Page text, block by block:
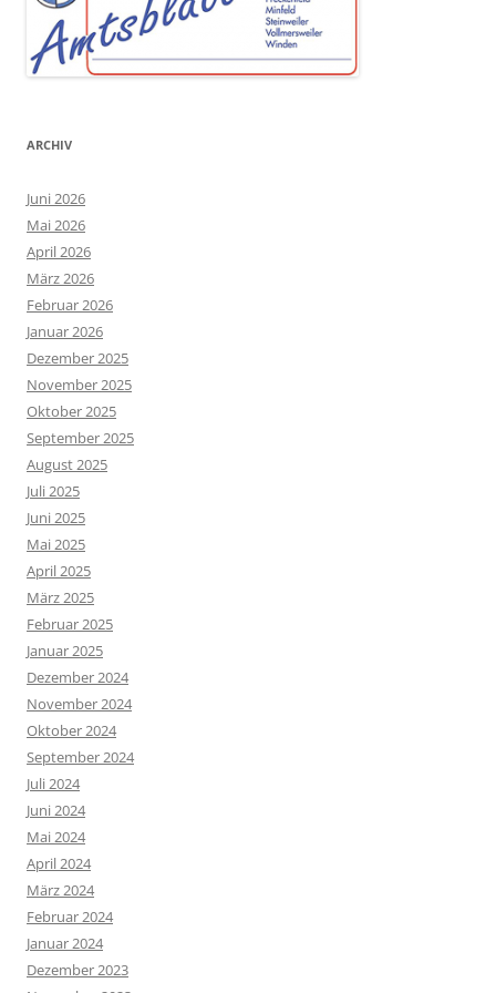
ARCHIV
Juni 2026
Mai 2026
April 2026
März 2026
Februar 2026
Januar 2026
Dezember 2025
November 2025
Oktober 2025
September 2025
August 2025
Juli 2025
Juni 2025
Mai 2025
April 2025
März 2025
Februar 2025
Januar 2025
Dezember 2024
November 2024
Oktober 2024
September 2024
Juli 2024
Juni 2024
Mai 2024
April 2024
März 2024
Februar 2024
Januar 2024
Dezember 2023